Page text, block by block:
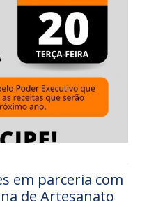
em parceria com
de Artesanato